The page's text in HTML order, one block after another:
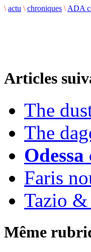
\ actu \ chroniques \ ADA
Articles
The
The
Odessa
Faris
Tazio
Même